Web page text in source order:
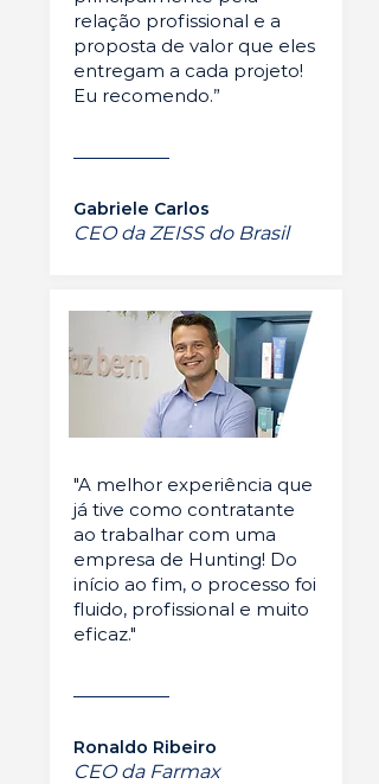
relação profissional e a
proposta de valor que eles
entregam a cada projeto!
Eu recomendo.”
Gabriele Carlos
CEO da ZEISS do Brasil
"A melhor experiência que
já tive como contratante
ao trabalhar com uma
empresa de Hunting! Do
início ao fim, o processo foi
fluido, profissional e muito
eficaz."
Ronaldo Ribeiro
CEO da Farmax